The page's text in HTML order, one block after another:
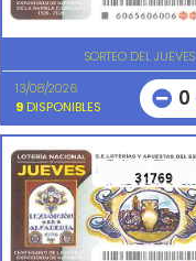
SORTEO DEL JUEVES
13/08/2026
9 DISPONIBLES 0
31769